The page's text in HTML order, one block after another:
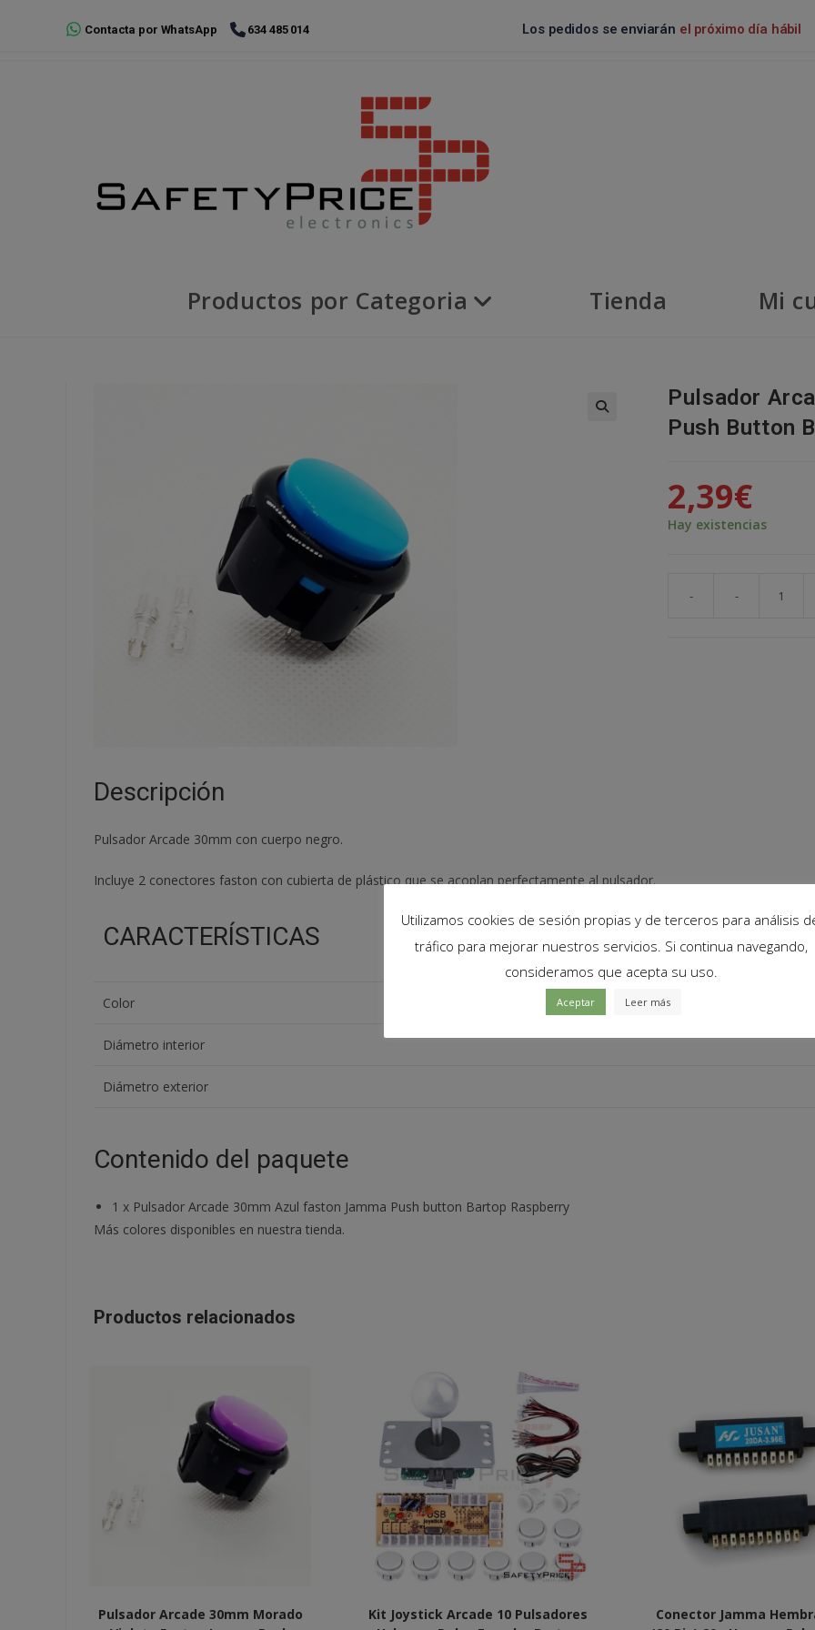
Contacta por WhatsApp 634 485 014 Los pedidos se enviarán el próximo día hábil
Productos por Categoria Tienda Mi
Pulsador
Push Button
2,39€
Hay existencias
- -
Descripción
Pulsador Arcade 30mm con cuerpo negro.
Incluye 2 conectores faston con cubierta de plástico que se acoplan perfectamente al pulsador.
CARACTERÍSTICAS
Color
Diámetro interior
Diámetro exterior
Contenido del paquete
1 x Pulsador Arcade 30mm Azul faston Jamma Push button Bartop Raspberry
Más colores disponibles en nuestra tienda.
Productos relacionados
Pulsador Arcade 30mm Morado
Kit Joystick Arcade 10 Pulsadores
Conector Jamma
Utilizamos cookies de sesión propias y de terceros para análisis
tráfico para mejorar nuestros servicios. Si continua navegando,
consideramos que acepta su uso.
Aceptar Leer más